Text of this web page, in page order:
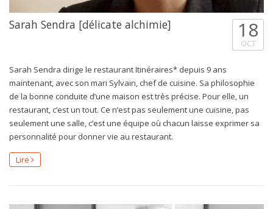
Sarah Sendra [délicate alchimie] 18
OCT
Sarah Sendra dirige le restaurant Itinéraires* depuis 9 ans
maintenant, avec son mari Sylvain, chef de cuisine. Sa philosophie
de la bonne conduite d’une maison est très précise. Pour elle, un
restaurant, c’est un tout. Ce n’est pas seulement une cuisine, pas
seulement une salle, c’est une équipe où chacun laisse exprimer sa
personnalité pour donner vie au restaurant.
Lire